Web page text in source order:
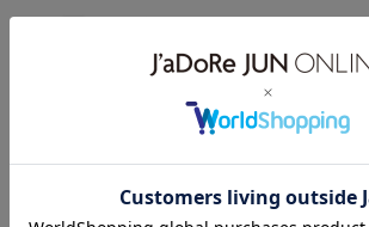
スタイリング剤としてはもちろん、アウト